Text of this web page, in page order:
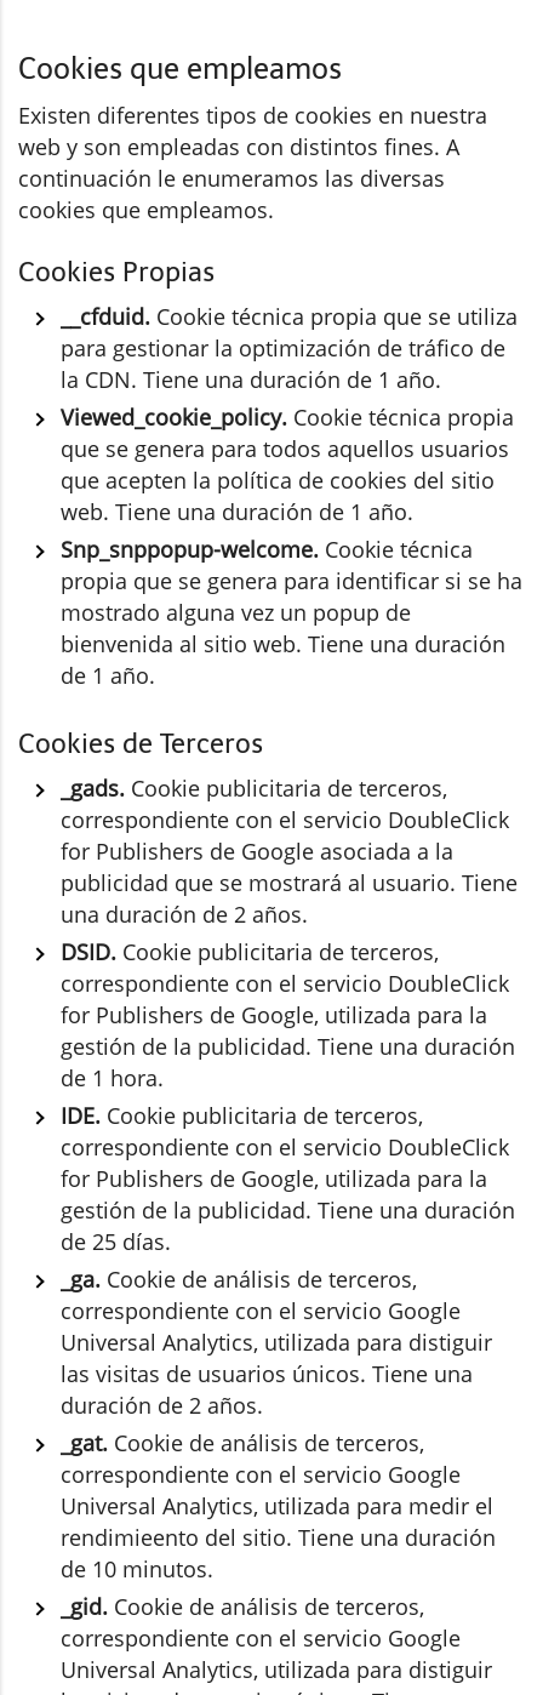
Cookies que empleamos
Existen diferentes tipos de cookies en nuestra
web y son empleadas con distintos fines. A
continuación le enumeramos las diversas
cookies que empleamos.
Cookies Propias
__cfduid. Cookie técnica propia que se utiliza
para gestionar la optimización de tráfico de
la CDN. Tiene una duración de 1 año.
Viewed_cookie_policy. Cookie técnica propia
que se genera para todos aquellos usuarios
que acepten la política de cookies del sitio
web. Tiene una duración de 1 año.
Snp_snppopup-welcome. Cookie técnica
propia que se genera para identificar si se ha
mostrado alguna vez un popup de
bienvenida al sitio web. Tiene una duración
de 1 año.
Cookies de Terceros
_gads. Cookie publicitaria de terceros,
correspondiente con el servicio DoubleClick
for Publishers de Google asociada a la
publicidad que se mostrará al usuario. Tiene
una duración de 2 años.
DSID. Cookie publicitaria de terceros,
correspondiente con el servicio DoubleClick
for Publishers de Google, utilizada para la
gestión de la publicidad. Tiene una duración
de 1 hora.
IDE. Cookie publicitaria de terceros,
correspondiente con el servicio DoubleClick
for Publishers de Google, utilizada para la
gestión de la publicidad. Tiene una duración
de 25 días.
_ga. Cookie de análisis de terceros,
correspondiente con el servicio Google
Universal Analytics, utilizada para distiguir
las visitas de usuarios únicos. Tiene una
duración de 2 años.
_gat. Cookie de análisis de terceros,
correspondiente con el servicio Google
Universal Analytics, utilizada para medir el
rendimieento del sitio. Tiene una duración
de 10 minutos.
_gid. Cookie de análisis de terceros,
correspondiente con el servicio Google
Universal Analytics, utilizada para distiguir